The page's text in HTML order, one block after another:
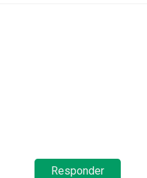
Responder